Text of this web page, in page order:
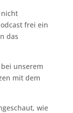
frei ein
das
unserem
mit dem
wie